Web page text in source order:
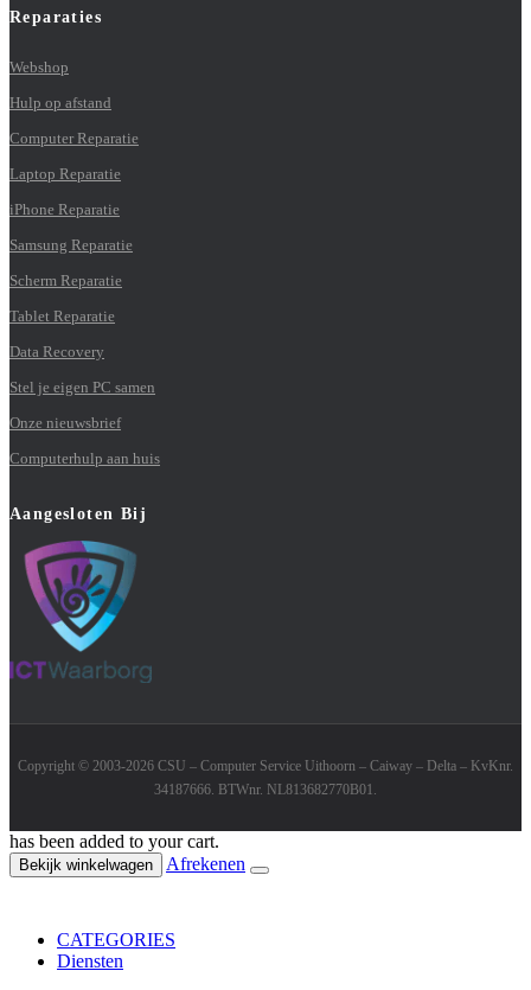
Reparaties
Webshop
Hulp op afstand
Computer Reparatie
Laptop Reparatie
iPhone Reparatie
Samsung Reparatie
Scherm Reparatie
Tablet Reparatie
Data Recovery
Stel je eigen PC samen
Onze nieuwsbrief
Computerhulp aan huis
Aangesloten Bij
Copyright © 2003-2026 CSU – Computer Service Uithoorn – Caiway – Delta – KvKnr.
34187666. BTWnr. NL813682770B01.
has been added to your cart.
Bekijk winkelwagen Afrekenen
CATEGORIES
Diensten